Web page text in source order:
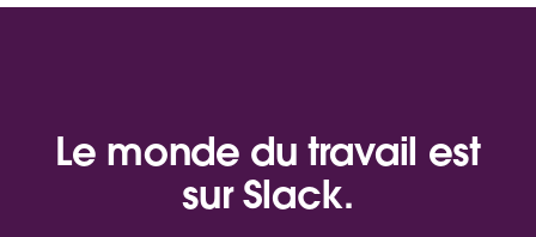
Le monde du travail est
sur Slack.